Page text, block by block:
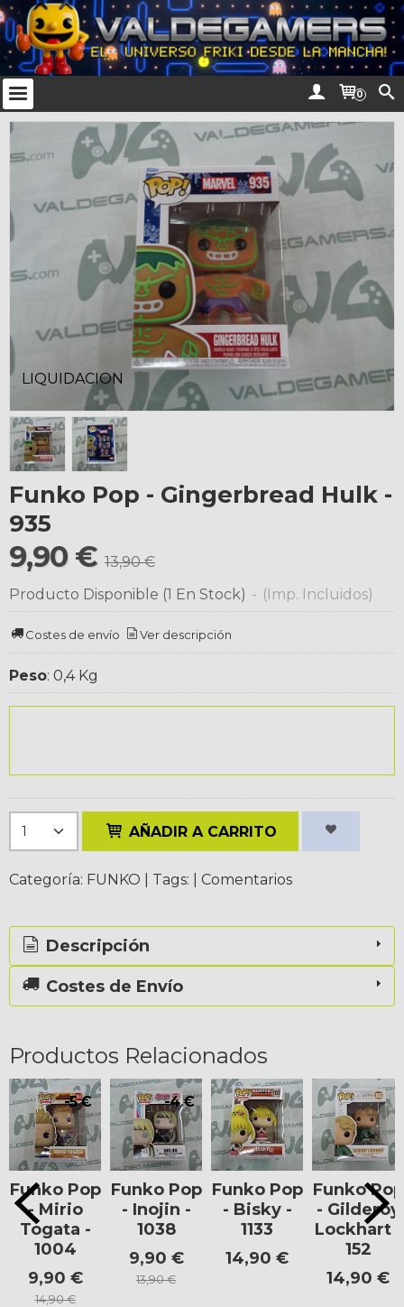
0
LIQUIDACION
Funko Pop - Gingerbread Hulk -
935
9,90 € 13,90 €
Producto Disponible (1 En Stock) - (Imp. Incluidos)
Costes de envío Ver descripción
Peso: 0,4 Kg
AÑADIR A CARRITO
Categoría: FUNKO Tags: Comentarios
Descripción
Costes de Envío
Productos Relacionados
-5 €
Funko Pop
- Mirio
Togata -
1004
9,90 €
14,90 €
-4 €
Funko Pop
- Inojin -
1038
9,90 €
13,90 €
Funko Pop
- Bisky -
1133
14,90 €
Funko Pop
- Gilderoy
Lockhart -
152
14,90 €